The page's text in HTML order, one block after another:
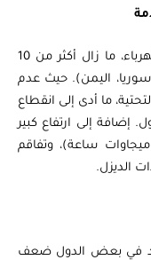
من سكان المنطقة لديهم كهرباء، ما زال أكثر من 10
اليمن). حيث عدم
ما أدى إلى انقطاع
إلى ارتفاع كبير
دولار لكل ميجاوات ساعة)، وتفاقم
الديزل.
في بعض الدول ضعف